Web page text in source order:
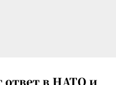
ответ в НАТО и